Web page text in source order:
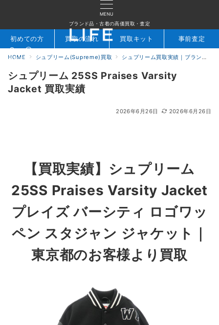
MENU
ブランド品・古着の高価買取・査定
検索 お問合せ
初めての方 買取の流れ 買取キット 事前査定
HOME シュプリーム(Supreme)買取 シュプリーム買取実績｜ブランド専門店LIFE
シュプリーム 25SS Praises Varsity
Jacket 買取実績
2026年6月26日 2026年6月26日
【買取実績】 シュプリーム
25SS Praises Varsity Jacket
プレイズ バーシティ ロゴワッ
ペン スタジャン ジャケット
東京都のお客様より買取